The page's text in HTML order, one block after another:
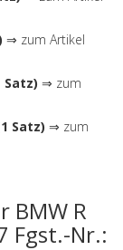
⇒ zum Artikel
Satz) ⇒ zum
Satz) ⇒ zum
BMW R
Fgst.-Nr.: